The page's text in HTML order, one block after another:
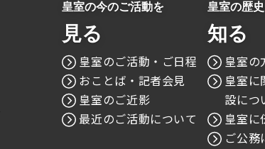
皇室の今のご活動を
見る
皇室のご活動・ご日程
おことば・記者会見
皇室のご近影
最近のご活動について
皇室の歴
知る
皇室の
皇室に
設につ
皇室に
ご公務